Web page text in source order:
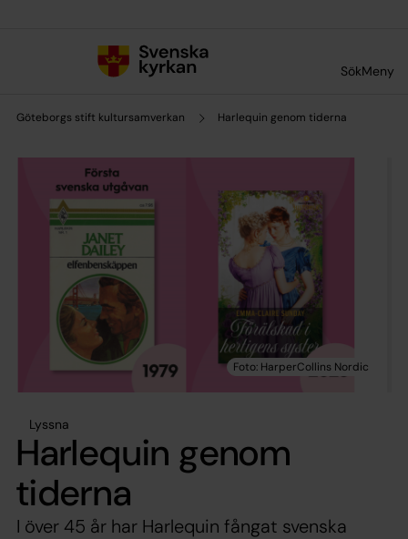
SökMeny
Göteborgs stift kultursamverkan Harlequin genom tiderna
Lyssna
Harlequin genom
tiderna
I över 45 år har Harlequin fångat svenska